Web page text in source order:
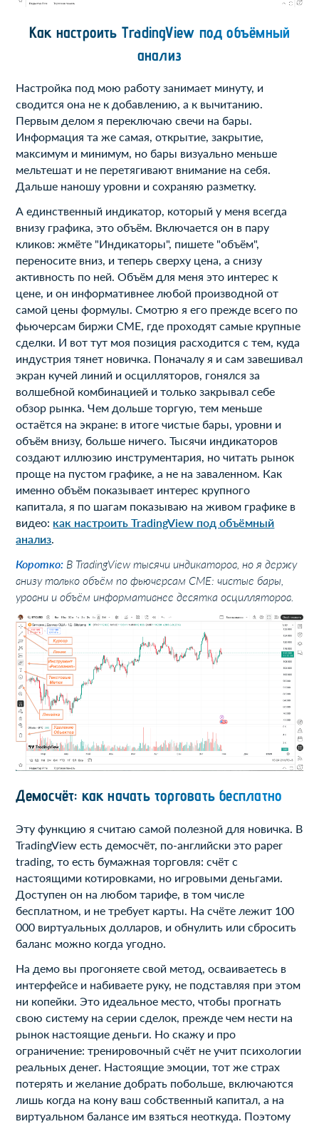
Как настроить TradingView под объёмный
анализ
Настройка под мою работу занимает минуту, и
сводится она не к добавлению, а к вычитанию.
Первым делом я переключаю свечи на бары.
Информация та же самая, открытие, закрытие,
максимум и минимум, но бары визуально меньше
мельтешат и не перетягивают внимание на себя.
Дальше наношу уровни и сохраняю разметку.
А единственный индикатор, который у меня всегда
внизу графика, это объём. Включается он в пару
кликов: жмёте "Индикаторы", пишете "объём",
переносите вниз, и теперь сверху цена, а снизу
активность по ней. Объём для меня это интерес к
цене, и он информативнее любой производной от
самой цены формулы. Смотрю я его прежде всего по
фьючерсам биржи CME, где проходят самые крупные
сделки. И вот тут моя позиция расходится с тем, куда
индустрия тянет новичка. Поначалу я и сам завешивал
экран кучей линий и осцилляторов, гонялся за
волшебной комбинацией и только закрывал себе
обзор рынка. Чем дольше торгую, тем меньше
остаётся на экране: в итоге чистые бары, уровни и
объём внизу, больше ничего. Тысячи индикаторов
создают иллюзию инструментария, но читать рынок
проще на пустом графике, а не на заваленном. Как
именно объём показывает интерес крупного
капитала, я по шагам показываю на живом графике в
видео: как настроить TradingView под объёмный
анализ.
Коротко: В TradingView тысячи индикаторов, но я держу
внизу только объём по фьючерсам CME: чистые бары,
уровни и объём информативнее десятка осцилляторов.
Демосчёт: как начать торговать бесплатно
Эту функцию я считаю самой полезной для новичка. В
TradingView есть демосчёт, по-английски это paper
trading, то есть бумажная торговля: счёт с
настоящими котировками, но игровыми деньгами.
Доступен он на любом тарифе, в том числе
бесплатном, и не требует карты. На счёте лежит 100
000 виртуальных долларов, и обнулить или сбросить
баланс можно когда угодно.
На демо вы прогоняете свой метод, осваиваетесь в
интерфейсе и набиваете руку, не подставляя при этом
ни копейки. Это идеальное место, чтобы прогнать
свою систему на серии сделок, прежде чем нести на
рынок настоящие деньги. Но скажу и про
ограничение: тренировочный счёт не учит психологии
реальных денег. Настоящие эмоции, тот же страх
потерять и желание добрать побольше, включаются
лишь когда на кону ваш собственный капитал, а на
виртуальном балансе им взяться неоткуда. Поэтому